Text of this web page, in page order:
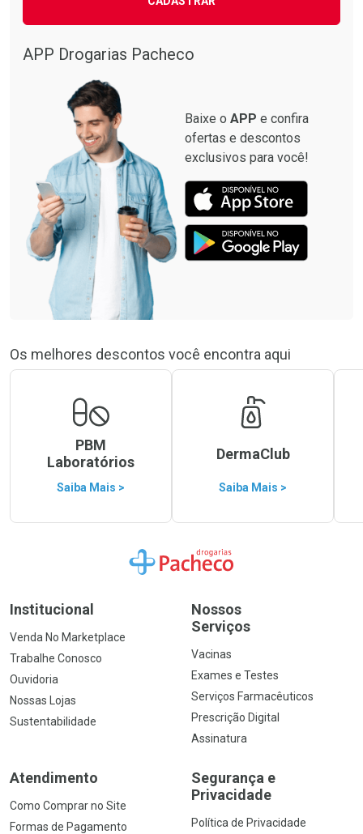
APP Drogarias Pacheco
Baixe o APP e confira
ofertas e descontos
exclusivos para você!
Os melhores descontos você encontra aqui
PBM
Laboratórios
Saiba Mais >
DermaClub
Saiba Mais >
Ir para a Home
Institucional
Venda No Marketplace
Trabalhe Conosco
Ouvidoria
Nossas Lojas
Sustentabilidade
Nossos
Serviços
Vacinas
Exames e Testes
Serviços Farmacêuticos
Prescrição Digital
Assinatura
Atendimento
Como Comprar no Site
Formas de Pagamento
Segurança e
Privacidade
Política de Privacidade